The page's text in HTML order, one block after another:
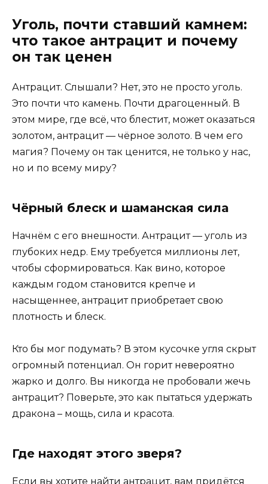
Уголь, почти ставший камнем:
что такое антрацит и почему
он так ценен
Антрацит. Слышали? Нет, это не просто уголь.
Это почти что камень. Почти драгоценный. В
этом мире, где всё, что блестит, может оказаться
золотом, антрацит — чёрное золото. В чем его
магия? Почему он так ценится, не только у нас,
но и по всему миру?
Чёрный блеск и шаманская сила
Начнём с его внешности. Антрацит — уголь из
глубоких недр. Ему требуется миллионы лет,
чтобы сформироваться. Как вино, которое
каждым годом становится крепче и
насыщеннее, антрацит приобретает свою
плотность и блеск.
Кто бы мог подумать? В этом кусочке угля скрыт
огромный потенциал. Он горит невероятно
жарко и долго. Вы никогда не пробовали жечь
антрацит? Поверьте, это как пытаться удержать
дракона – мощь, сила и красота.
Где находят этого зверя?
Если вы хотите найти антрацит, вам придётся